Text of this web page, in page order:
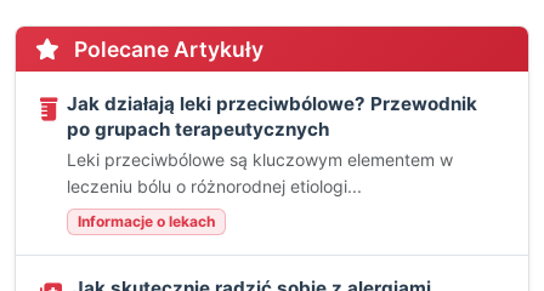
Polecane Artykuły
Jak działają leki przeciwbólowe? Przewodnik
po grupach terapeutycznych
Leki przeciwbólowe są kluczowym elementem w
leczeniu bólu o różnorodnej etiologi...
Informacje o lekach